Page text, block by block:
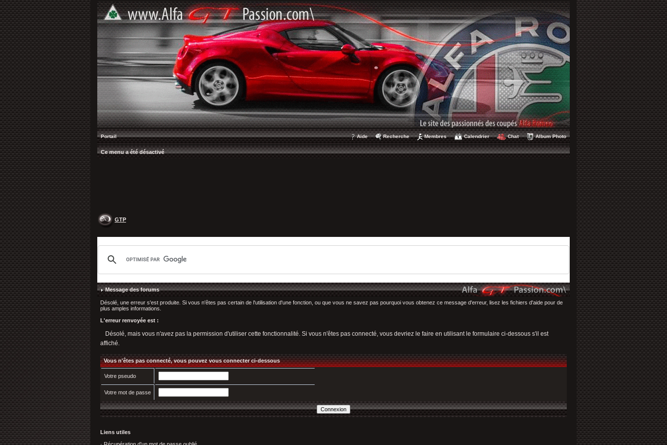
Portail Aide Recherche Membres Calendrier Chat Album Photo
Ce menu a été désactivé
GTP
Message des forums
Désolé, une erreur s'est produite. Si vous n'êtes pas certain de l'utilisation d'une fonction, ou que vous ne savez pas pourquoi vous obtenez ce message d'erreur, lisez les fichiers d'aide pour de
plus amples informations.
L'erreur renvoyée est :
Désolé, mais vous n'avez pas la permission d'utiliser cette fonctionnalité. Si vous n'êtes pas connecté, vous devriez le faire en utilisant le formulaire ci-dessous s'il est
affiché.
Vous n'êtes pas connecté, vous pouvez vous connecter ci-dessous
Votre pseudo
Votre mot de passe
Liens utiles